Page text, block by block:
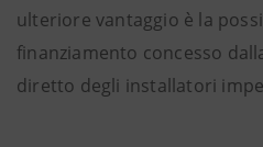
ulteriore vantaggio è la
finanziamento concesso
diretto degli installatori